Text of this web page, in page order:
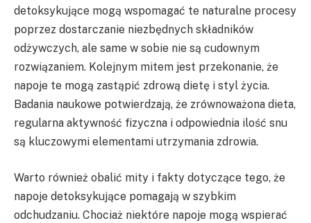
detoksykujące mogą wspomagać te naturalne procesy
poprzez dostarczanie niezbędnych składników
odżywczych, ale same w sobie nie są cudownym
rozwiązaniem. Kolejnym mitem jest przekonanie, że
napoje te mogą zastąpić zdrową dietę i styl życia.
Badania naukowe potwierdzają, że zrównoważona dieta,
regularna aktywność fizyczna i odpowiednia ilość snu
są kluczowymi elementami utrzymania zdrowia.
Warto również obalić mity i fakty dotyczące tego, że
napoje detoksykujące pomagają w szybkim
odchudzaniu. Chociaż niektóre napoje mogą wspierać